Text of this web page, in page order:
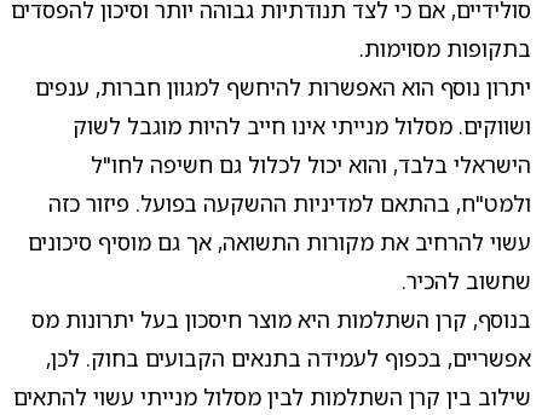
סולידיים, אם כי לצד תנודתיות גבוהה יותר וסיכון להפסדים
בתקופות מסוימות.
יתרון נוסף הוא האפשרות להיחשף למגוון חברות, ענפים
ושווקים. מסלול מנייתי אינו חייב להיות מוגבל לשוק
הישראלי בלבד, והוא יכול לכלול גם חשיפה לחו"ל
ולמט"ח, בהתאם למדיניות ההשקעה בפועל. פיזור כזה
עשוי להרחיב את מקורות התשואה, אך גם מוסיף סיכונים
שחשוב להכיר.
בנוסף, קרן השתלמות היא מוצר חיסכון בעל יתרונות מס
אפשריים, בכפוף לעמידה בתנאים הקבועים בחוק. לכן,
שילוב בין קרן השתלמות לבין מסלול מנייתי עשוי להתאים